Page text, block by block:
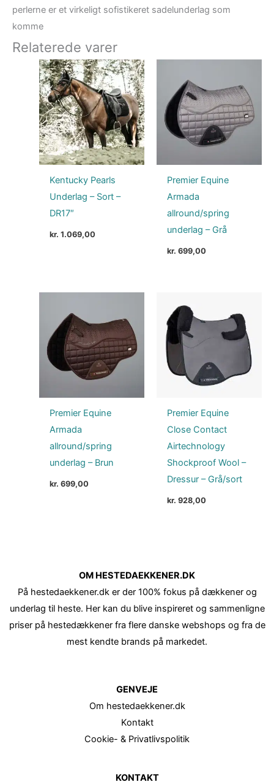
perlerne er et virkeligt sofistikeret sadelunderlag som
komme
Relaterede varer
Kentucky Pearls
Underlag – Sort –
DR17″
kr. 1.069,00
Premier Equine
Armada
allround/spring
underlag – Grå
kr. 699,00
Premier Equine
Armada
allround/spring
underlag – Brun
kr. 699,00
Premier Equine
Close Contact
Airtechnology
Shockproof Wool –
Dressur – Grå/sort
kr. 928,00
OM HESTEDAEKKENER.DK
På hestedaekkener.dk er der 100% fokus på dækkener og
underlag til heste. Her kan du blive inspireret og sammenligne
priser på hestedækkener fra flere danske webshops og fra de
mest kendte brands på markedet.
GENVEJE
Om hestedaekkener.dk
Kontakt
Cookie- & Privatlivspolitik
KONTAKT